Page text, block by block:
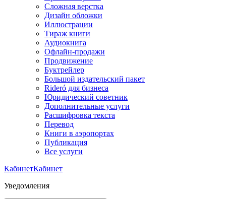
Сложная верстка
Дизайн обложки
Иллюстрации
Тираж книги
Аудиокнига
Офлайн-продажи
Продвижение
Буктрейлер
Большой издательский пакет
Rideró для бизнеса
Юридический советник
Дополнительные услуги
Расшифровка текста
Перевод
Книги в аэропортах
Публикация
Все услуги
КабинетКабинет
Уведомления